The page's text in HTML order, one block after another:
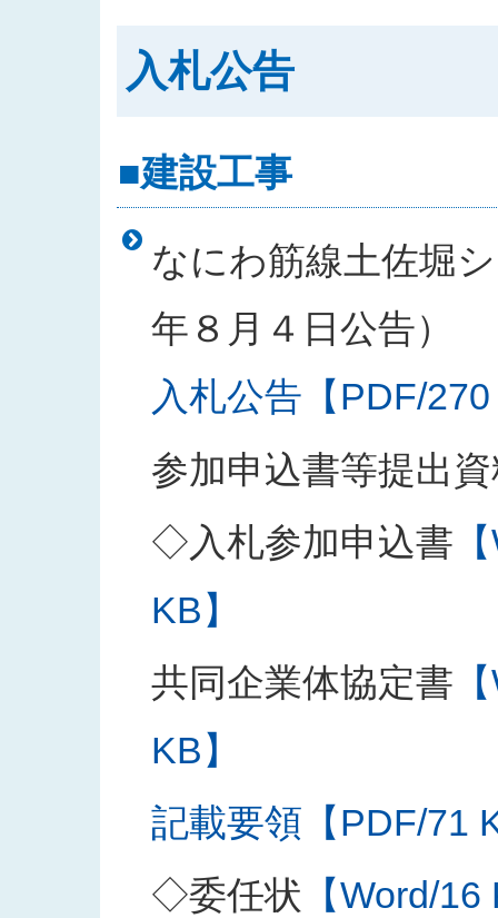
入札公告
■建設工事
なにわ筋線土佐堀
年８月４日公告）
入札公告【PDF/
参加申込書等提出
◇入札参加申込書
KB】
共同企業体協定書
KB】
記載要領【PDF/71
◇委任状 【Word/